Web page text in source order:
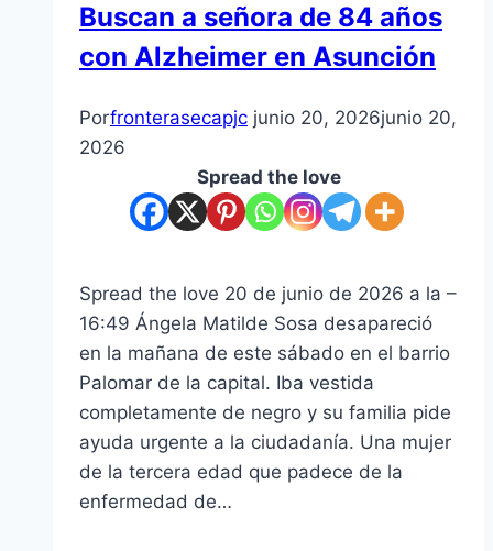
Buscan a señora de 84 años
con Alzheimer en Asunción
Porfronterasecapjc junio 20, 2026junio 20,
2026
Spread the love
Spread the love 20 de junio de 2026 a la –
16:49 Ángela Matilde Sosa desapareció
en la mañana de este sábado en el barrio
Palomar de la capital. Iba vestida
completamente de negro y su familia pide
ayuda urgente a la ciudadanía. Una mujer
de la tercera edad que padece de la
enfermedad de…